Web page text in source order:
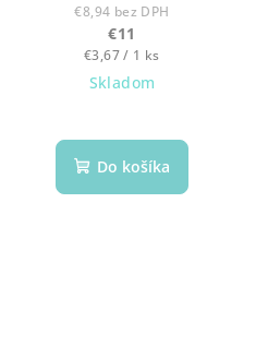
€8,94 bez DPH
€11
Jednotková
cena:
€3,67 / 1 ks
Skladom
Do košíka